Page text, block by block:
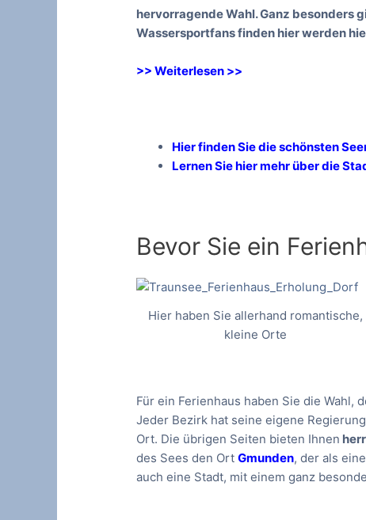
hervorragende Wahl. Ganz besonders
Wassersportfans finden hier werden
>> Weiterlesen >>
Hier finden Sie die schönsten
Lernen Sie hier mehr über die
Bevor Sie ein
Hier haben Sie allerhand romantische,
kleine Orte
Für ein Ferienhaus haben Sie die
Jeder Bezirk hat seine eigene
Ort. Die übrigen Seiten bieten Ihnen
des Sees den OrtGmunden, der als
auch eine Stadt, mit einem ganz